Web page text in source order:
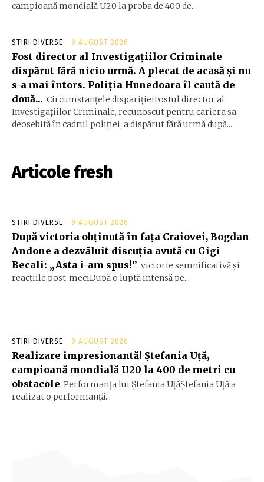
campioană mondială U20 la proba de 400 de...
STIRI DIVERSE 9 AUGUST 2026
Fost director al Investigațiilor Criminale
dispărut fără nicio urmă. A plecat de acasă și nu
s-a mai întors. Poliția Hunedoara îl caută de
două... Circumstanțele disparițieiFostul director al
Investigațiilor Criminale, recunoscut pentru cariera sa
deosebită în cadrul poliției, a dispărut fără urmă după...
Articole fresh
STIRI DIVERSE 9 AUGUST 2026
După victoria obținută în fața Craiovei, Bogdan
Andone a dezvăluit discuția avută cu Gigi
Becali: „Asta i-am spus!” victorie semnificativă și
reacțiile post-meciDupă o luptă intensă pe...
STIRI DIVERSE 9 AUGUST 2026
Realizare impresionantă! Ștefania Uță,
campioană mondială U20 la 400 de metri cu
obstacole Performanța lui Ștefania UțăŞtefania Uță a
realizat o performanță...